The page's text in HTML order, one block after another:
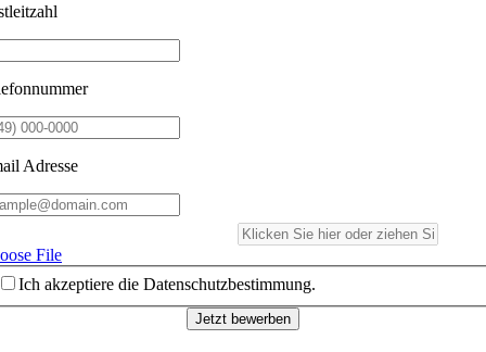
Adresse
File
Ich akzeptiere die Datenschutzbestimmung.
Jetzt bewerben